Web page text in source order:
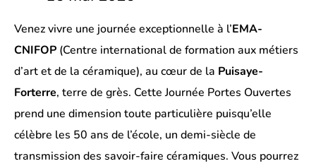
Venez vivre une journée exceptionnelle à l’EMA-
CNIFOP (Centre international de formation aux métiers
d’art et de la céramique), au cœur de la Puisaye-
Forterre, terre de grès. Cette Journée Portes Ouvertes
prend une dimension toute particulière puisqu’elle
célèbre les 50 ans de l’école, un demi-siècle de
transmission des savoir-faire céramiques. Vous pourrez